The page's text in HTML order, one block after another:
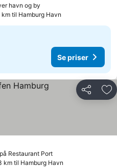
havn og by
km til Hamburg Havn
Se priser
Del
Restaurant Port
km til Hamburg Havn